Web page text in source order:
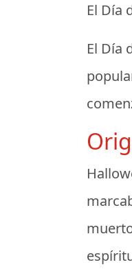
El Día
El Día